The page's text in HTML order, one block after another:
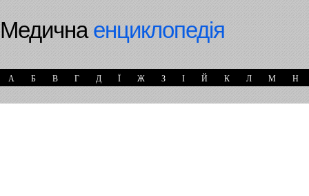
Медичнаенциклопедія
А Б В Г Д Ї Ж З І Й К Л М Н